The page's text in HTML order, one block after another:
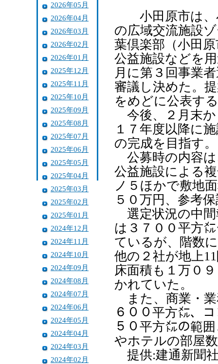
2026年05月
2026年04月
2026年03月
2026年02月
2026年01月
2025年12月
2025年11月
2025年10月
2025年09月
2025年08月
2025年07月
2025年06月
2025年05月
2025年04月
2025年03月
2025年02月
2025年01月
2024年12月
2024年11月
2024年10月
2024年09月
2024年08月
2024年07月
2024年06月
2024年05月
2024年04月
2024年03月
2024年02月
小田原市は、
の広域交流施設
葉倶楽部（小田
公益施設などを
月に第３回事業
審議し決めた。
をめどに公表す
今後、２月末か
１７年度以降に
の完成を目指す。
公募時の内容は
公益施設による
ノ５ほかで敷地
５０万円、参考
選定状況の中間
は３７００平方
ているが、階数
他の２社が地上
床面積も１万０
かれていた。
また、商業・業
６００平方㍍、
５０平方㍍の範
やホテルの部屋
提供:建通新聞